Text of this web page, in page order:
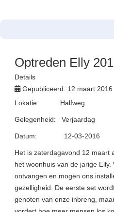
Optreden Elly
Details
Gepubliceerd: 12 maart 2016
Lokatie: Halfweg
Gelegenheid: Verjaardag
Datum: 12-03-2016
Het is zaterdagavond 12 maart
het woonhuis van de jarige
ontvangen en mogen ons
gezelligheid. De eerste set
genoten van onze inbreng,